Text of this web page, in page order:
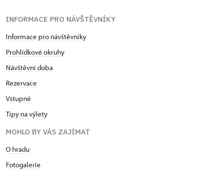
INFORMACE PRO NÁVŠTĚVNÍKY
Informace pro návštěvníky
Prohlídkové okruhy
Návštěvní doba
Rezervace
Vstupné
Tipy na výlety
MOHLO BY VÁS ZAJÍMAT
O hradu
Fotogalerie